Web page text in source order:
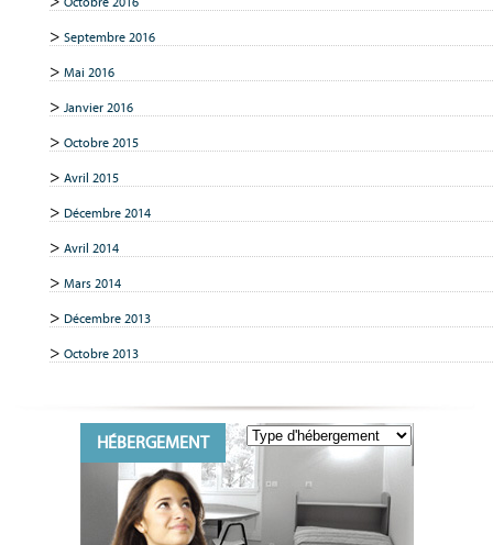
Septembre 2016
Mai 2016
Janvier 2016
Octobre 2015
Avril 2015
Décembre 2014
Avril 2014
Mars 2014
Décembre 2013
Octobre 2013
HÉBERGEMENT